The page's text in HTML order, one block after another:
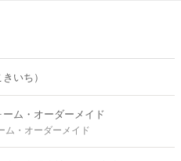
いち）
ム・オーダーメイド
ム・オーダーメイド